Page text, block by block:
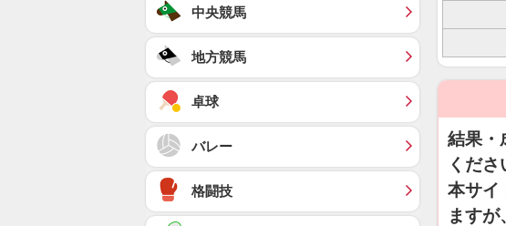
結果・
くださ
本サイ
ます
中央競馬
地方競馬
卓球
バレー
格闘技